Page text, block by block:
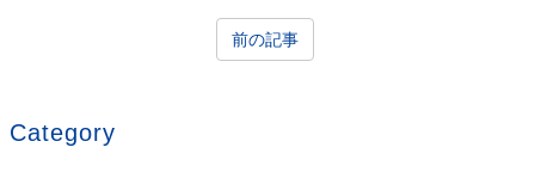
前の記事
Category